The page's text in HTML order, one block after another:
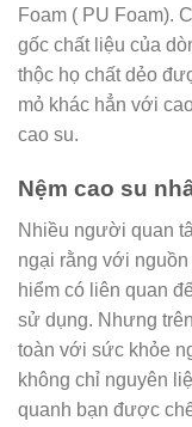
Foam ( PU Foam).
gốc chất liệu của
thộc họ chất dẻo
mỏ khác hẳn với
cao su.
Nệm cao su
Nhiều người quan
ngại rằng với
hiểm có liên quan
sử dụng. Nhưng
toàn với sức khỏe
không chỉ nguyên
quanh bạn được